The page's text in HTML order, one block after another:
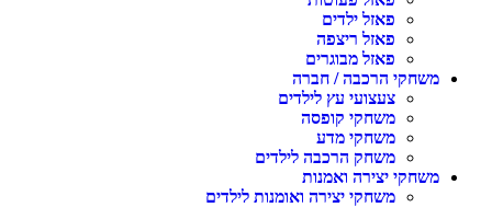
פאזל ילדים
פאזל ריצפה
פאזל מבוגרים
משחקי הרכבה / חברה
צעצועי עץ לילדים
משחקי קופסה
משחקי מדע
משחק הרכבה לילדים
משחקי יצירה ואמנות
משחקי יצירה ואומנות לילדים